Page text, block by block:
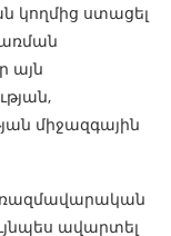
կողմից ստացել
այն
միջազգային
ռազմավարական
ավարտել